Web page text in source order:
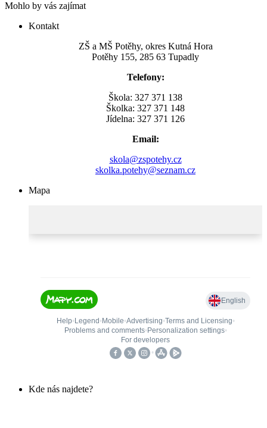
Mohlo by vás zajímat
Kontakt
ZŠ a MŠ Potěhy, okres Kutná Hora
Potěhy 155, 285 63 Tupadly
Telefony:
Škola: 327 371 138
Školka: 327 371 148
Jídelna: 327 371 126
Email:
skola@zspotehy.cz
skolka.potehy@seznam.cz
Mapa
Kde nás najdete?